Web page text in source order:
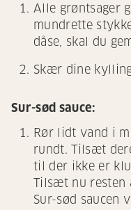
Alle grøntsager
mundrette
dåse, skal du
Skær dine
Sur-sød sauce:
Rør lidt vand i
rundt. Tilsæt
til der ikke er
Tilsæt nu resten
Sur-sød saucen